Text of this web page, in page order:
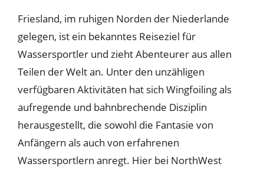
Friesland, im ruhigen Norden der Niederlande
gelegen, ist ein bekanntes Reiseziel für
Wassersportler und zieht Abenteurer aus allen
Teilen der Welt an. Unter den unzähligen
verfügbaren Aktivitäten hat sich Wingfoiling als
aufregende und bahnbrechende Disziplin
herausgestellt, die sowohl die Fantasie von
Anfängern als auch von erfahrenen
Wassersportlern anregt. Hier bei NorthWest